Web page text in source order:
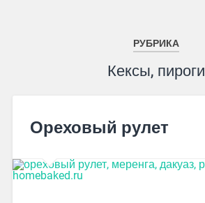
РУБРИКА
Кексы, пироги
Ореховый рулет